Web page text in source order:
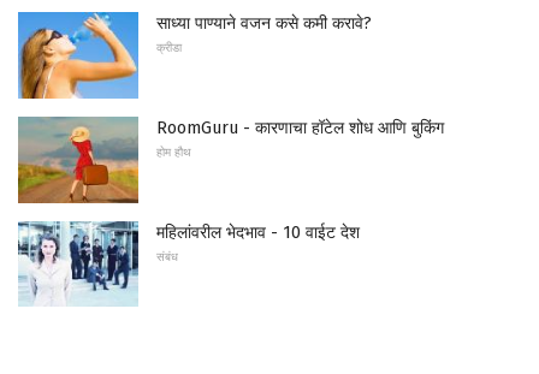
साध्या पाण्याने वजन कसे कमी करावे?
क्रीडा
RoomGuru - कारणाचा हॉटेल शोध आणि बुकिंग
होम हौथ
महिलांवरील भेदभाव - 10 वाईट देश
संबंध